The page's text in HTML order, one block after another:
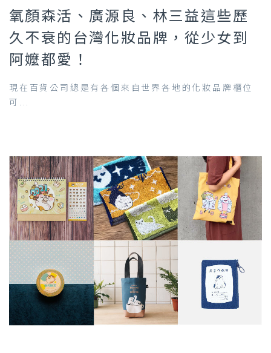
氧顏森活、廣源良、林三益這些歷
久不衰的台灣化妝品牌，從少女到
阿嬤都愛！
現在百貨公司總是有各個來自世界各地的化妝品牌櫃位
可...